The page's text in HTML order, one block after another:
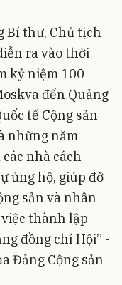
Bí thư, Chủ tịch
ra vào thời
kỷ niệm 100
đến Quảng
tế Cộng sản
những năm
nhà cách
ủng hộ, giúp đỡ
sản và nhân
thành lập
đồng chí Hội” -
Đảng Cộng sản